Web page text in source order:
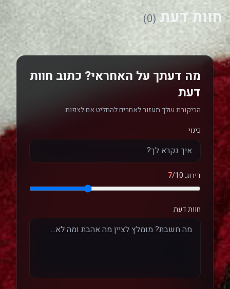
חוות דעת(0)
מה דעתך על האחראי? כתוב חוות
דעת
הביקורת שלך תעזור לאחרים להחליט אם לצפות.
כינוי
דירוג: 7/10
חוות דעת